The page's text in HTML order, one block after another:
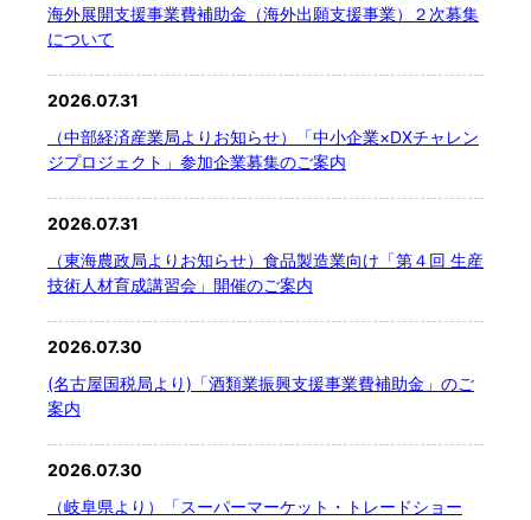
海外展開支援事業費補助金（海外出願支援事業）２次募集
について
2026.07.31
（中部経済産業局よりお知らせ）「中小企業×DXチャレン
ジプロジェクト」参加企業募集のご案内
2026.07.31
（東海農政局よりお知らせ）食品製造業向け「第４回 生産
技術人材育成講習会」開催のご案内
2026.07.30
(名古屋国税局より)「酒類業振興支援事業費補助金」のご
案内
2026.07.30
（岐阜県より）「スーパーマーケット・トレードショー